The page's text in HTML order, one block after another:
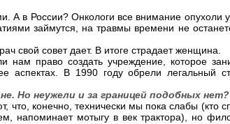
А в России? Онкологи все внимание опухоли
займутся, на травмы времени не
свой совет дает. В итоге страдает женщина.
нам право создать учреждение, которое
В 1990 году обрели легальный
Но неужели и за границей подобных нет?
что, конечно, технически мы пока слабы (кто
напоминает мотыгу в век трактора), но